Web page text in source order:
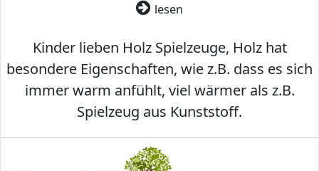
lesen
Kinder lieben Holz Spielzeuge, Holz hat
besondere Eigenschaften, wie z.B. dass es sich
immer warm anfühlt, viel wärmer als z.B.
Spielzeug aus Kunststoff.